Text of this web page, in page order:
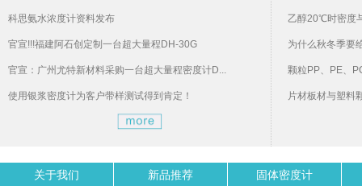
科思氨水浓度计资料发布
官宣!!!福建阿石创定制一台超大量程DH-30G
官宣：广州尤特新材料采购一台超大量程密度计D...
使用银浆密度计为客户带样测试得到肯定！
乙醇20℃时密度
为什么秋冬季要
颗粒PP、PE、
片材板材与塑料
关于我们 新品推荐 固体密度计